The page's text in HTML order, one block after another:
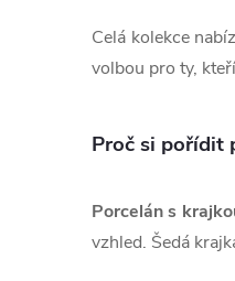
c
p
v
Celá kolekce
volbou pro ty,
Proč si pořídit
Porcelán s
vzhled. Šedá